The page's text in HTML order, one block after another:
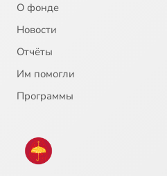
О фонде
Новости
Отчёты
Им помогли
Программы